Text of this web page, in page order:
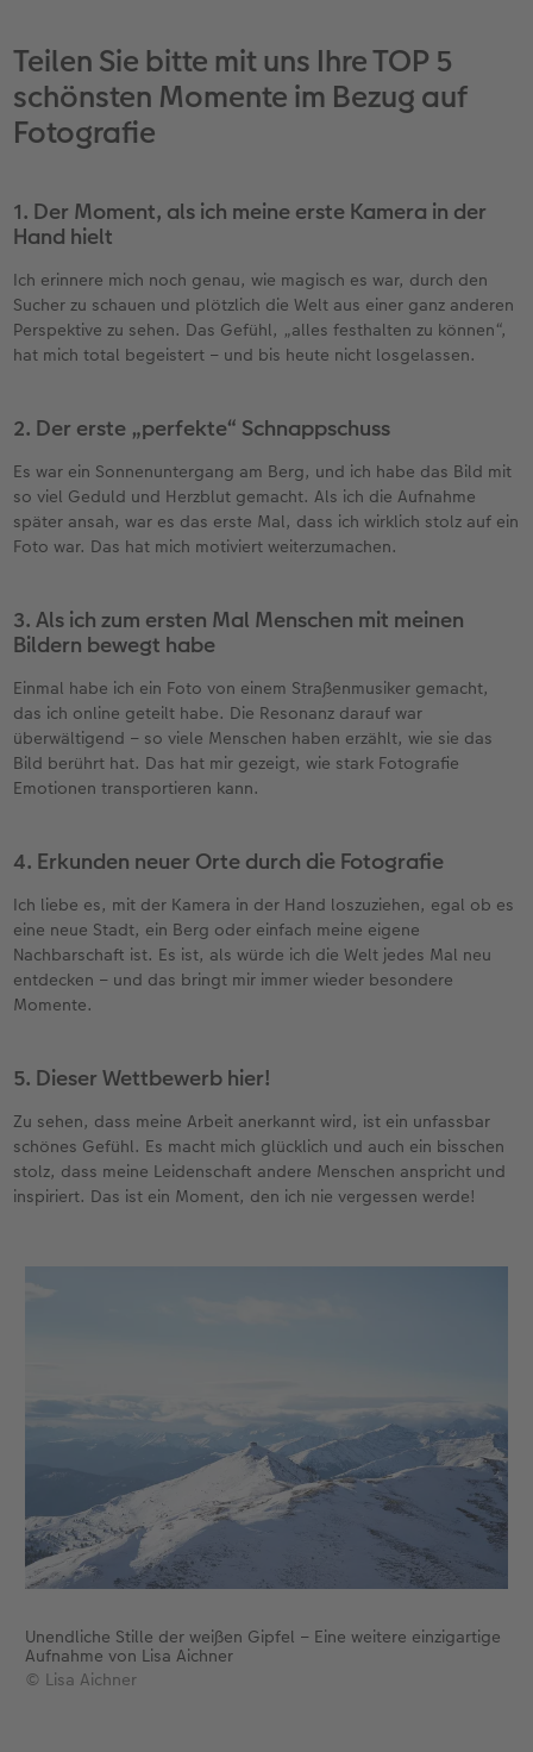
Teilen Sie bitte mit uns Ihre TOP 5
schönsten Momente im Bezug auf
Fotografie
1. Der Moment, als ich meine erste Kamera in der
Hand hielt
Ich erinnere mich noch genau, wie magisch es war, durch den
Sucher zu schauen und plötzlich die Welt aus einer ganz anderen
Perspektive zu sehen. Das Gefühl, „alles festhalten zu können“,
hat mich total begeistert – und bis heute nicht losgelassen.
2. Der erste „perfekte“ Schnappschuss
Es war ein Sonnenuntergang am Berg, und ich habe das Bild mit
so viel Geduld und Herzblut gemacht. Als ich die Aufnahme
später ansah, war es das erste Mal, dass ich wirklich stolz auf ein
Foto war. Das hat mich motiviert weiterzumachen.
3. Als ich zum ersten Mal Menschen mit meinen
Bildern bewegt habe
Einmal habe ich ein Foto von einem Straßenmusiker gemacht,
das ich online geteilt habe. Die Resonanz darauf war
überwältigend – so viele Menschen haben erzählt, wie sie das
Bild berührt hat. Das hat mir gezeigt, wie stark Fotografie
Emotionen transportieren kann.
4. Erkunden neuer Orte durch die Fotografie
Ich liebe es, mit der Kamera in der Hand loszuziehen, egal ob es
eine neue Stadt, ein Berg oder einfach meine eigene
Nachbarschaft ist. Es ist, als würde ich die Welt jedes Mal neu
entdecken – und das bringt mir immer wieder besondere
Momente.
5. Dieser Wettbewerb hier!
Zu sehen, dass meine Arbeit anerkannt wird, ist ein unfassbar
schönes Gefühl. Es macht mich glücklich und auch ein bisschen
stolz, dass meine Leidenschaft andere Menschen anspricht und
inspiriert. Das ist ein Moment, den ich nie vergessen werde!
Unendliche Stille der weißen Gipfel – Eine weitere einzigartige
Aufnahme von Lisa Aichner
© Lisa Aichner